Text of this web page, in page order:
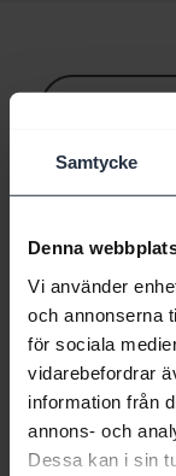
Samtycke
Denna
Vi använder
och annonserna
för sociala
vidarebefordrar
information från
annons- och
Dessa kan i sin